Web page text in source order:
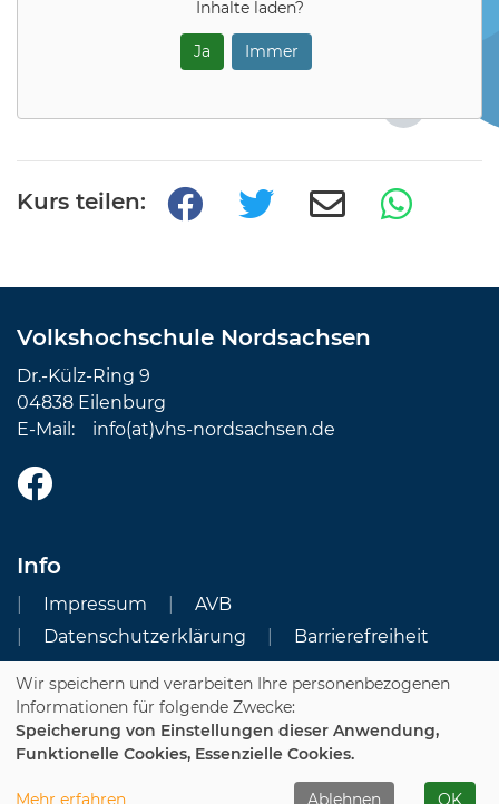
Inhalte laden?
Ja Immer
Kurs teilen:
Volkshochschule Nordsachsen
Dr.-Külz-Ring 9
04838 Eilenburg
E-Mail: info(at)vhs-nordsachsen.de
Info
Impressum
AVB
Datenschutzerklärung
Barrierefreiheit
Cookie Einstellungen
Dozenten-Login
Wir speichern und verarbeiten Ihre personenbezogenen
Informationen für folgende Zwecke:
Speicherung von Einstellungen dieser Anwendung,
Funktionelle Cookies, Essenzielle Cookies.
Mehr erfahren Ablehnen OK